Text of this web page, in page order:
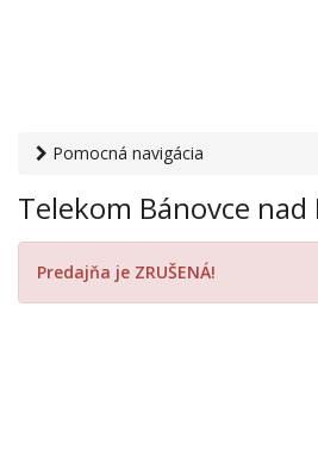
Pomocná navigácia
› Telekom Bánovce nad Bebravou
Telekom Bánovce nad
Predajňa je ZRUŠENÁ!